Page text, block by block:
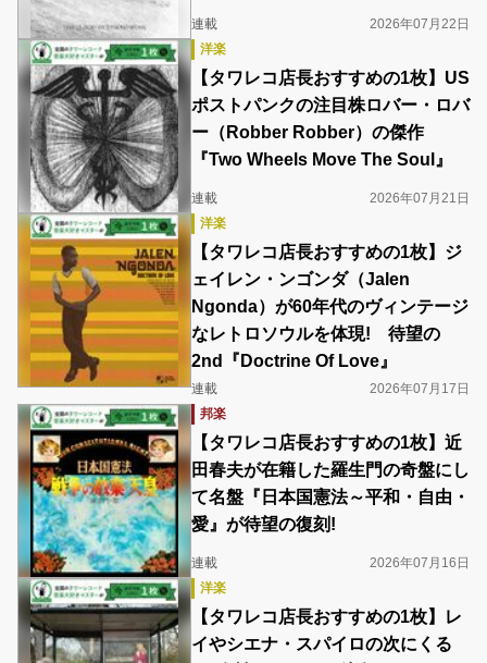
連載
2026年07月22日
洋楽
【タワレコ店長おすすめの1枚】US
ポストパンクの注目株ロバー・ロバ
ー（Robber Robber）の傑作
『Two Wheels Move The Soul』
連載
2026年07月21日
洋楽
【タワレコ店長おすすめの1枚】ジ
ェイレン・ンゴンダ（Jalen
Ngonda）が60年代のヴィンテージ
なレトロソウルを体現! 待望の
2nd『Doctrine Of Love』
連載
2026年07月17日
邦楽
【タワレコ店長おすすめの1枚】近
田春夫が在籍した羅生門の奇盤にし
て名盤『日本国憲法～平和・自由・
愛』が待望の復刻!
連載
2026年07月16日
洋楽
【タワレコ店長おすすめの1枚】レ
イやシエナ・スパイロの次にくる